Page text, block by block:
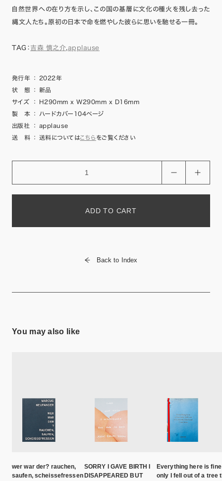
自然世界への在り方を示し、この国の基層に文化の種火を残し去った
縄文人たち。原初の日本で命を燃やした彼らに思いを馳せる一冊。
TAG： 吉森 慎之介,applause
発行年 ：
2022年
状 態
：
新品
サイズ
：
H290mm x W290mm x D16mm
製 本
：
ハードカバー104ページ
出版社
：
applause
送 料
： 送料についてはこちら をご覧ください
ADD TO CART
Back to Index
You may also like
wer war der? rauchen,
saufen, scheissefressen
SORRY I GAVE BIRTH I
DISAPPEARED BUT
Everything here is fine
only I fell out of a tree